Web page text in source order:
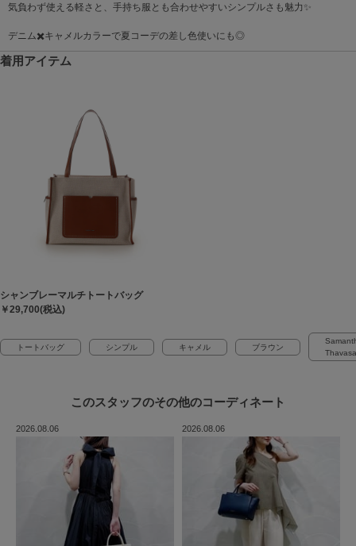
気負わず使える軽さと、手持ち服とも合わせやすいシンプルさも魅力✨
デニム✖️キャメルカラーで夏コーデの差し色使いにも◎
着用アイテム
シャンブレーマルチトートバッグ
￥29,700(税込)
トートバッグ シンプル キャメル ブラウン
Thavasa
このスタッフのその他のコーディネート
2026.08.06 2026.08.06